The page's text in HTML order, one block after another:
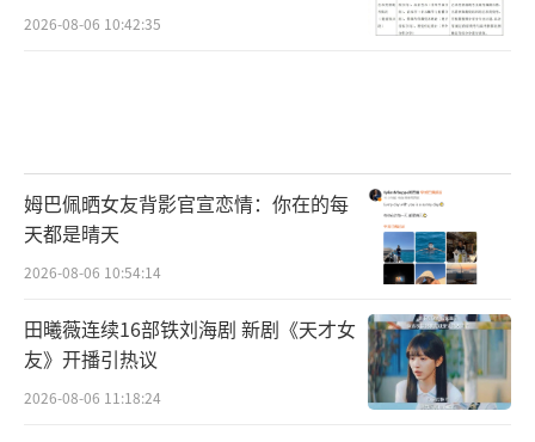
2026-08-06 10:42:35
姆巴佩晒女友背影官宣恋情：你在的每
天都是晴天
2026-08-06 10:54:14
田曦薇连续16部铁刘海剧 新剧《天才女
友》开播引热议
2026-08-06 11:18:24